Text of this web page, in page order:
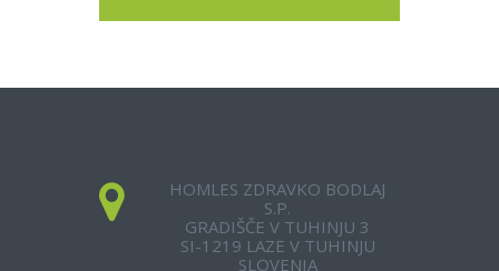
HOMLES ZDRAVKO BODLAJ
S.P.
GRADIŠČE V TUHINJU 3
SI-1219 LAZE V TUHINJU
SLOVENIA